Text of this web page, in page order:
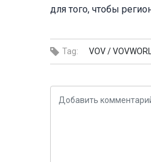
для того, чтобы
Tag: VOV /